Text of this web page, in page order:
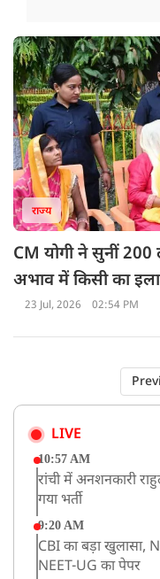
राज्य
CM योगी ने सुनीं
अभाव में किसी का
23 Jul, 2026 02:54 PM
LIVE
10:57 AM
रांची में अनशनकारी
गया भर्ती
9:20 AM
CBI का बड़ा खुलासा,
NEET-UG का पेपर